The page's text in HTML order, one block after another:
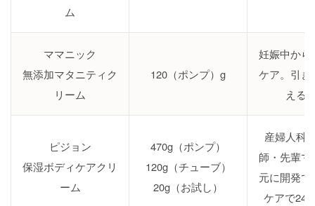
ム
ママニック
無添加マタニティク
リーム
120（ポンプ）g
妊娠中から
ケア。引き
える
ピジョン
保湿ボディケアクリ
ーム
470g（ポンプ）
120g（チューブ）
20g（お試し）
産婦人科
師・先輩
元に開発で
ケアで24